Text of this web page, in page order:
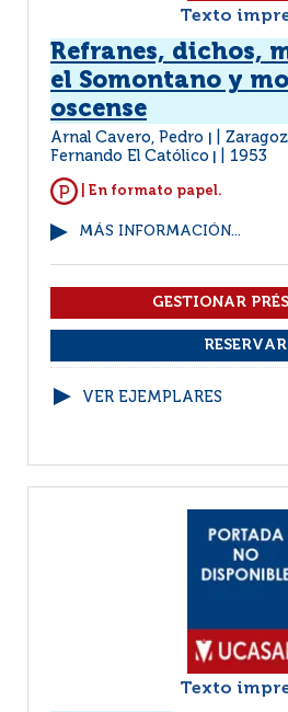
Texto
Refranes, dichos,
el Somontano y
oscense
Arnal Cavero, Pedro
Fernando El Católico
1953
| En formato papel.
MÁS INFORMACIÓN...
VER EJEMPLARES
Texto